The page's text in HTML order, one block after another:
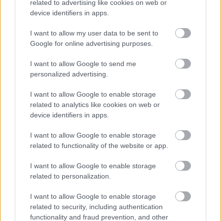
related to advertising like cookies on web or
device identifiers in apps.
I want to allow my user data to be sent to
Google for online advertising purposes.
I want to allow Google to send me
personalized advertising.
I want to allow Google to enable storage
related to analytics like cookies on web or
device identifiers in apps.
I want to allow Google to enable storage
related to functionality of the website or app.
I want to allow Google to enable storage
related to personalization.
I want to allow Google to enable storage
related to security, including authentication
functionality and fraud prevention, and other
, 7 Αυγούστου 2026 || My money
Πρόεδρος Ένωσης Κατασκευαστών
Κτιρίων για πυρόπληκτους: Σε ποια
περίπτωση θα θεωρηθεί επαρκές το
ποσό της αποζημίωσης των 1.000 ευρώ